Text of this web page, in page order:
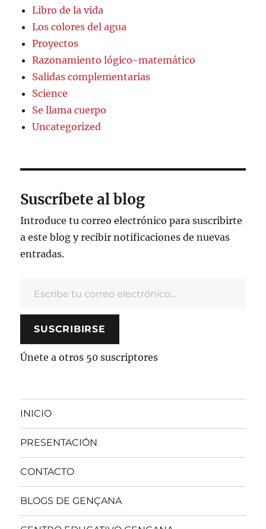
Libro de la vida
Los colores del agua
Proyectos
Razonamiento lógico-matemático
Salidas complementarias
Science
Se llama cuerpo
Uncategorized
Suscríbete al blog
Introduce tu correo electrónico para suscribirte
a este blog y recibir notificaciones de nuevas
entradas.
SUSCRIBIRSE
Únete a otros 50 suscriptores
INICIO
PRESENTACIÓN
CONTACTO
BLOGS DE GENÇANA